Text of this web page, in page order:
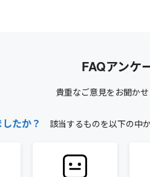
FAQアンケ
貴重なご意見をお聞かせ
たか？ 該当するものを以下の中